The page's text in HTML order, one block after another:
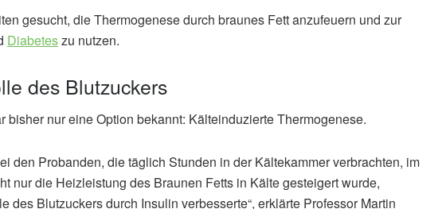
gesucht, die Thermogenese durch braunes Fett anzufeuern und zur
Diabeteszu nutzen.
des Blutzuckers
bisher nur eine Option bekannt: Kälteinduzierte Thermogenese.
den Probanden, die täglich Stunden in der Kältekammer verbrachten, im
nur die Heizleistung des Braunen Fetts in Kälte gesteigert wurde,
des Blutzuckers durch Insulin verbesserte“, erklärte Professor Martin